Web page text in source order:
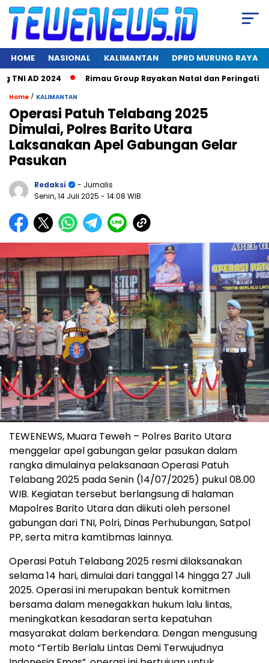
HOME NASIONAL KALIMANTAN DPRD MURUNG RAYA
AD 2024 Rimau Group Rayakan Natal dan Peringati Hari
Home / KALIMANTAN
Operasi Patuh Telabang 2025
Dimulai, Polres Barito Utara
Laksanakan Apel Gabungan Gelar
Pasukan
Redaksi
- Jurnalis
Senin, 14 Juli 2025 - 14:08 WIB
TEWENEWS, Muara Teweh – Polres Barito Utara
menggelar apel gabungan gelar pasukan dalam
rangka dimulainya pelaksanaan Operasi Patuh
Telabang 2025 pada Senin (14/07/2025) pukul 08.00
WIB. Kegiatan tersebut berlangsung di halaman
Mapolres Barito Utara dan diikuti oleh personel
gabungan dari TNI, Polri, Dinas Perhubungan, Satpol
PP, serta mitra kamtibmas lainnya.
Operasi Patuh Telabang 2025 resmi dilaksanakan
selama 14 hari, dimulai dari tanggal 14 hingga 27 Juli
2025. Operasi ini merupakan bentuk komitmen
bersama dalam menegakkan hukum lalu lintas,
meningkatkan kesadaran serta kepatuhan
masyarakat dalam berkendara. Dengan mengusung
moto “Tertib Berlalu Lintas Demi Terwujudnya